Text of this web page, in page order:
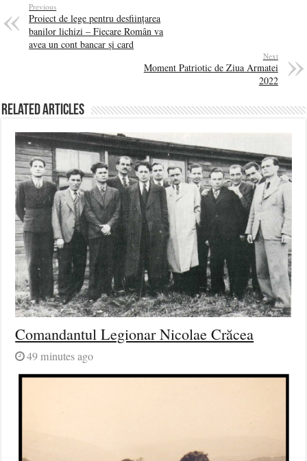
Previous
Proiect de lege pentru desființarea
banilor lichizi – Fiecare Român va
avea un cont bancar și card
Next
Moment Patriotic de Ziua Armatei
2022
Related Articles
Comandantul Legionar Nicolae Crăcea
49 minutes ago